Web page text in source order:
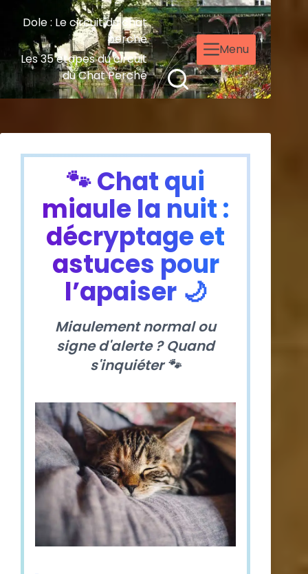
Dole : Le circuit du chat
perché
Les 35 étapes du circuit
du Chat Perché
Menu
🐾 Chat qui
miaule la nuit :
décryptage et
astuces pour
l’apaiser 🌙
Miaulement normal ou
signe d'alerte ? Quand
s'inquiéter 🐾